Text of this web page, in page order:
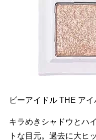
ビーアイドル THE ア
キラめきシャドウとハ
トな目元。過去に大ヒ